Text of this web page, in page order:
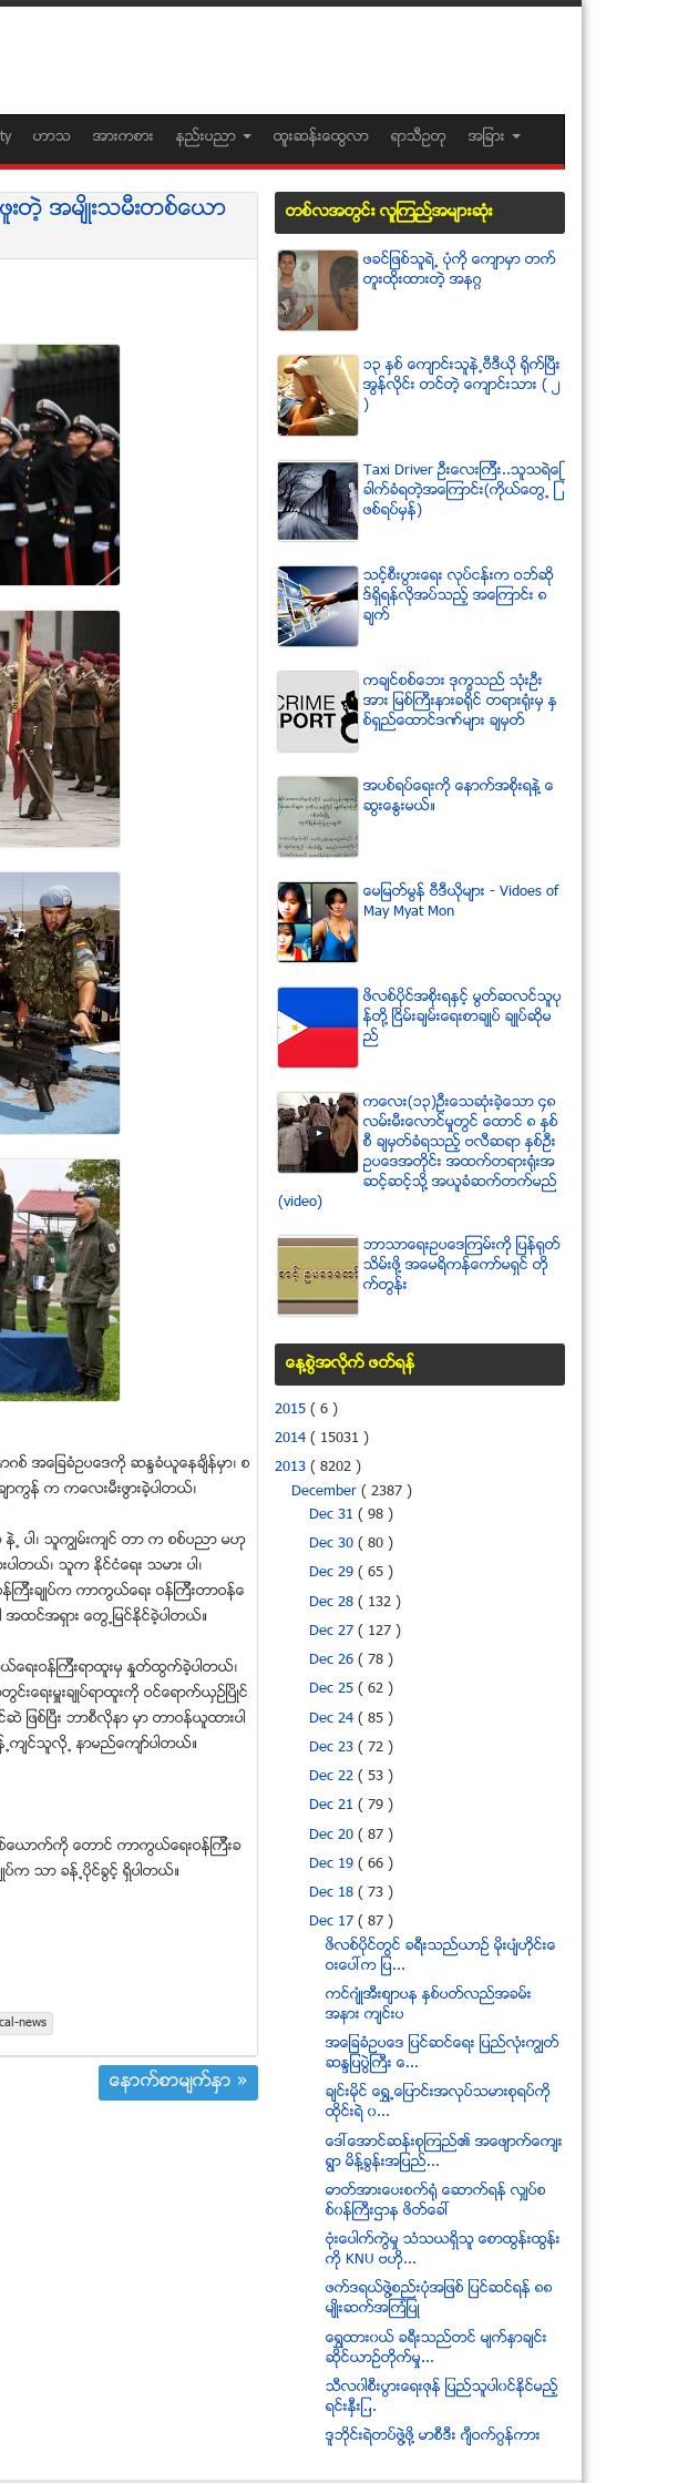
ဟာသ အားကစား နည္းပညာ ထူးဆန္းေထြလာ ရာသီဥတု အျခား
းတဲ့ အမ်ိဳးသမီးတစ္ေယာ
စ္ အေျခခံဥပေဒကို ဆႏၵခံယူေနခ်ိန္မွာ၊ စ
ြန္ က ကေလးမီးဖြားခဲ့ပါတယ္၊
ပါ၊ သူကြၽမ္းက်င္ တာ က စစ္ပညာ မဟု
ပါတယ္၊ သူက ႏိုင္ငံေရး သမား ပါ၊
ၾကီးခ်ဳပ္က ကာကြယ္ေရး ဝန္ၾကီးတာဝန္ေ
ထင္အရွား ေတြ႕ျမင္ႏိုင္ခဲ့ပါတယ္။
ေရးဝန္ၾကီးရာထူးမွ ႏႈတ္ထြက္ခဲ့ပါတယ္၊
းေရးမႉးခ်ဳပ္ရာထူးကို ဝင္ေရာက္ယွဥ္ျပိဳင္
ဖစ္ျပီး ဘာစီလိုနာ မွာ တာဝန္ယူထားပါ
က်င္သူလို႕ နာမည္ေက်ာ္ပါတယ္။
ယာက္ကို ေတာင္ ကာကြယ္ေရးဝန္ၾကီးခ
သာ ခန္႕ပိုင္ခြင့္ ရွိပါတယ္။
news
ေနာက္စာမ်က္ႏွာ »
တစ္လအတြင္း လူၾကည္႔အမ်ားဆံုး
ဖခင္ျဖစ္သူရဲ႕ ပံုကို ေက်ာမွာ တက္
တူးထိုးထားတဲ့ အနဂၢ
၁၃ ႏွစ္ ေက်ာင္းသူနဲ႕ဗီဒီယို ရိုက္ျပီး
အြန္လိုင္း တင္တဲ့ ေက်ာင္းသား ( ၂
)
Taxi Driver ဦးေလးၾကီး..သူသရဲေျ
ခာက္ခံရတဲ့အေၾကာင္း(ကိုယ္ေတြ႕ ျ
ဖစ္ရပ္မွန္)
သင့္စီးပြားေရး လုပ္ငန္းက ဝဘ္ဆို
ဒ္ရွိရန္လိုအပ္သည့္ အေၾကာင္း ၈
ခ်က္
ကခ်င္စစ္ေဘး ဒုကၡသည္ သံုးဦး
အား ျမစ္ႀကီးနားခရိုင္ တရားရံုးမွ ႏွ
စ္ရွည္ေထာင္ဒဏ္မ်ား ခ်မွတ္
အပစ္ရပ္ေရးကို ေနာက္အစိုးရနဲ႔ ေ
ဆြးေႏြးမယ္။
ေမျမတ္မြန္ ဗီဒီယုိမ်ား - Vidoes of
May Myat Mon
ဖိလစ္ပိုင္အစိုးရႏွင့္ မြတ္ဆလင္သူပု
န္တို႔ ၿငိမ္းခ်မ္းေရးစာခ်ဳပ္ ခ်ဳပ္ဆိုမ
ည္
ကေလး(၁၃)ဦးေသဆံုးခဲ့ေသာ ၄၈
လမ္းမီးေလာင္မႈတြင္ ေထာင္ ၈ ႏွစ္
စီ ခ်မွတ္ခံရသည့္ ဗလီဆရာ ႏွစ္ဦး
ဥပေဒအတိုင္း အထက္တရားရံုးအ
ဆင့္ဆင့္သို႔ အယူခံဆက္တက္မည္
(video)
ဘာသာေရးဥပေဒၾကမ္းကို ျပန္ရုတ္
သိမ္းဖို႔ အေမရိကန္ေကာ္မရွင္ တို
က္တြန္း
ေန႔စြဲအလိုက္ ဖတ္ရန္
2015 ( 6 )
2014 ( 15031 )
2013 ( 8202 )
December( 2387 )
Dec 31 ( 98 )
Dec 30 ( 80 )
Dec 29 ( 65 )
Dec 28 ( 132 )
Dec 27 ( 127 )
Dec 26 ( 78 )
Dec 25 ( 62 )
Dec 24 ( 85 )
Dec 23 ( 72 )
Dec 22 ( 53 )
Dec 21 ( 79 )
Dec 20 ( 87 )
Dec 19 ( 66 )
Dec 18 ( 73 )
Dec 17 ( 87 )
ဖိလစ္ပုိင္တြင္ ခရီးသည္ယာဥ္ မုိးပ်ံဟုိင္းေ
ဝးေပၚက ျပ...
ကင္ဂ်ံဳအီးစ်ာပန ႏွစ္ပတ္လည္အခမ္း
အနား က်င္းပ
အေျခခံဥပေဒ ျပင္ဆင္ေရး ျပည္လံုးကၽြတ္
ဆႏၵျပပြဲႀကီး ေ...
ခ်င္းမိုင္ ေရႊ႕ေျပာင္းအလုပ္သမားစုရပ္ကို
ထိုင္းရဲ ၀...
ေဒၚေအာင္ဆန္းစုၾကည္၏ အေဖ်ာက္ေက်း
ရြာ မိန္႔ခြန္းအျပည္...
ဓာတ္အားေပးစက္႐ုံ ေဆာက္ရန္ လွ်ပ္စ
စ္၀န္ႀကီးဌာန ဖိတ္ေခၚ
ဗံုးေပါက္ကြဲမႈ သံသယရွိသူ ေစာထြန္းထြန္း
ကို KNU ဗဟို...
ဖက္ဒရယ္ဖြဲ႔စည္းပုံအျဖစ္ ျပင္ဆင္ရန္ ၈၈
မ်ဳိးဆက္အၾကံျပဳ
ေရႊထား၀ယ္ ခရီးသည္တင္ မ်က္ႏွာခ်င္း
ဆိုင္ယာဥ္တုိက္မႈ...
သီလ၀ါစီးပြားေရးဇုန္ ျပည္သူပါ၀င္ႏုိင္မည့္
ရင္းႏွီးျ...
ဒူဘိုင္းရဲတပ္ဖြဲ႔ဖို႔ မာစီဒီး ဂ်ီဝက္ဂြန္ကား